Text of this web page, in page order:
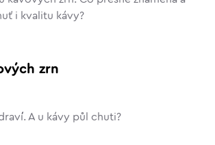
i kvalitu kávy?
zrn
A u kávy půl chuti?